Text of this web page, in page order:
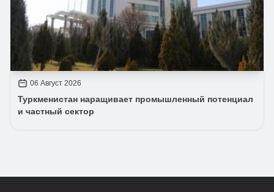
06 Август 2026
Туркменистан наращивает промышленный потенциал
и частный сектор